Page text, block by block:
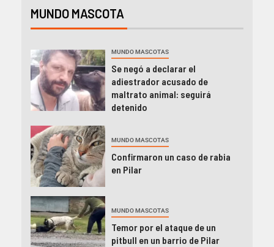
MUNDO MASCOTA
MUNDO MASCOTAS
Se negó a declarar el
adiestrador acusado de
maltrato animal: seguirá
detenido
MUNDO MASCOTAS
Confirmaron un caso de rabia
en Pilar
MUNDO MASCOTAS
Temor por el ataque de un
pitbull en un barrio de Pilar